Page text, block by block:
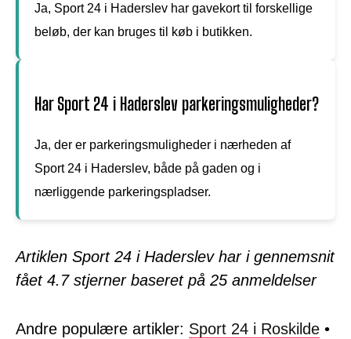
Ja, Sport 24 i Haderslev har gavekort til forskellige
beløb, der kan bruges til køb i butikken.
Har Sport 24 i Haderslev parkeringsmuligheder?
Ja, der er parkeringsmuligheder i nærheden af
Sport 24 i Haderslev, både på gaden og i
nærliggende parkeringspladser.
Artiklen Sport 24 i Haderslev har i gennemsnit
fået 4.7stjerner baseret på 25 anmeldelser
Andre populære artikler: Sport 24 i Roskilde •